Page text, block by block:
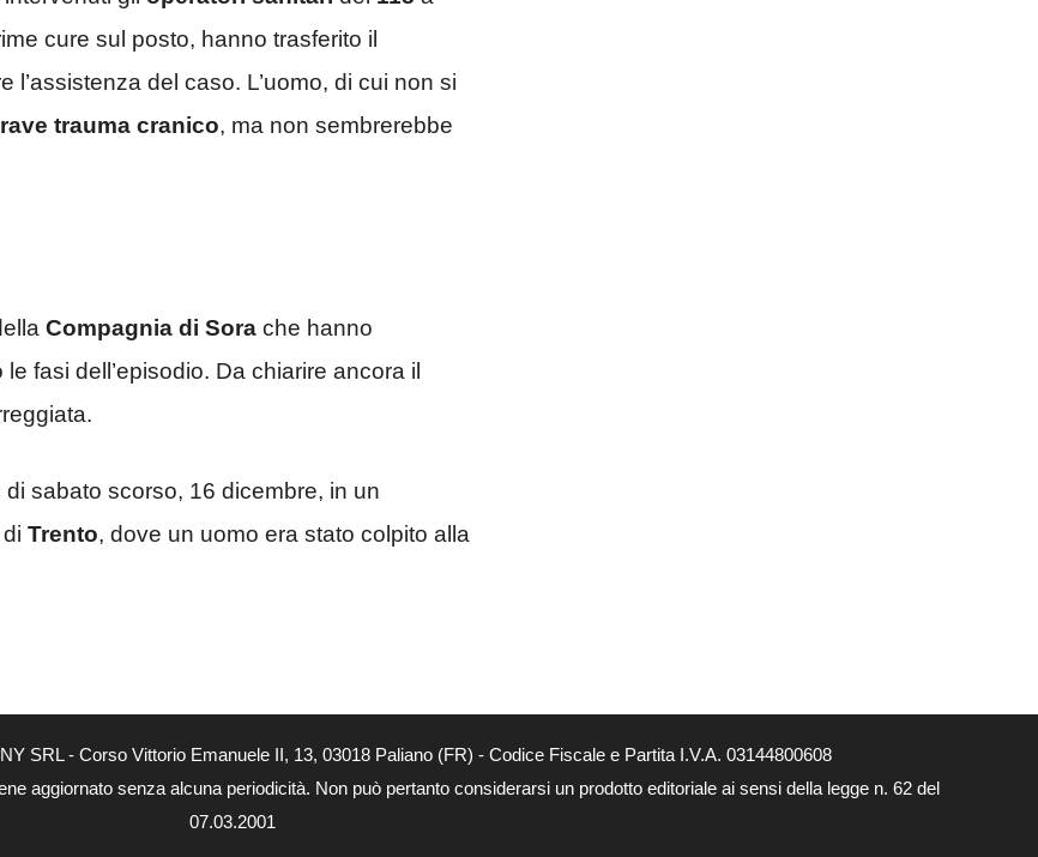
cure sul posto, hanno trasferito il
l’assistenza del caso. L’uomo, di cui non si
trauma cranico, ma non sembrerebbe
Compagnia di Sora che hanno
fasi dell’episodio. Da chiarire ancora il
sabato scorso, 16 dicembre, in un
Trento, dove un uomo era stato colpito alla
SRL - Corso Vittorio Emanuele II, 13, 03018 Paliano (FR) - Codice Fiscale e Partita I.V.A. 03144800608
aggiornato senza alcuna periodicità. Non può pertanto considerarsi un prodotto editoriale ai sensi della legge n. 62 del
07.03.2001